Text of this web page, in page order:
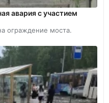
авария с участием
ограждение моста.